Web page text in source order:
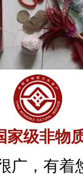
家级非物
广，有着